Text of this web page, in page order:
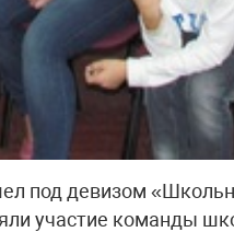
под девизом
участие команды